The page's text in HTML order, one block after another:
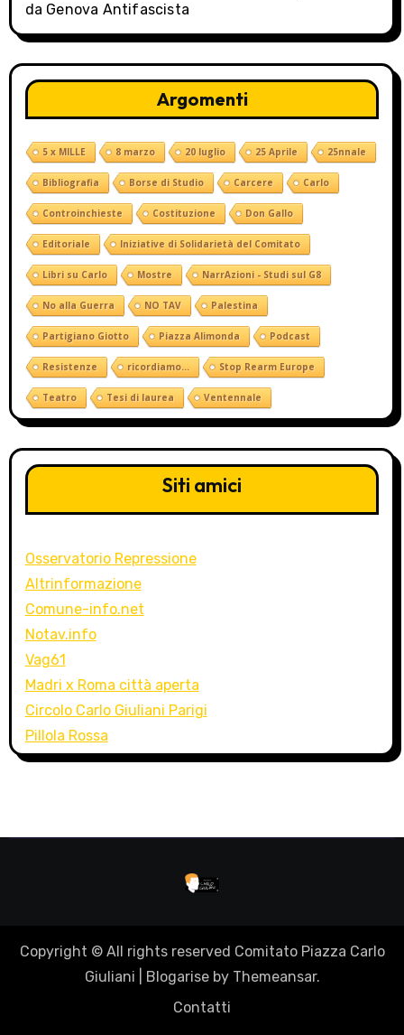
da Genova Antifascista
Argomenti
5 x MILLE 8 marzo 20 luglio 25 Aprile 25nnale
Bibliografia Borse di Studio Carcere Carlo
Controinchieste Costituzione Don Gallo
Editoriale Iniziative di Solidarietà del Comitato
Libri su Carlo Mostre NarrAzioni - Studi sul G8
No alla Guerra NO TAV Palestina
Partigiano Giotto Piazza Alimonda Podcast
Resistenze ricordiamo... Stop Rearm Europe
Teatro Tesi di laurea Ventennale
Siti amici
Osservatorio Repressione
Altrinformazione
Comune-info.net
Notav.info
Vag61
Madri x Roma città aperta
Circolo Carlo Giuliani Parigi
Pillola Rossa
Copyright © All rights reserved Comitato Piazza Carlo
Giuliani
Blogariseby Themeansar.
Contatti